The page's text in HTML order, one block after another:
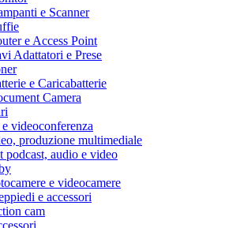
e Scanner
e Access Point
Adattatori e Prese
e Caricabatterie
Camera
videoconferenza
produzione multimediale
podcast, audio e video
e videocamere
e accessori
cam